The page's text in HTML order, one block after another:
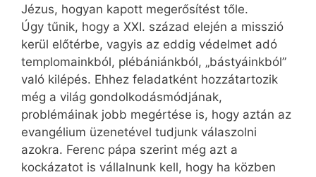
Jézus, hogyan kapott megerősítést tőle.
Úgy tűnik, hogy a XXI. század elején a misszió
kerül előtérbe, vagyis az eddig védelmet adó
templomainkból, plébániánkból, „bástyáinkból”
való kilépés. Ehhez feladatként hozzátartozik
még a világ gondolkodásmódjának,
problémáinak jobb megértése is, hogy aztán az
evangélium üzenetével tudjunk válaszolni
azokra. Ferenc pápa szerint még azt a
kockázatot is vállalnunk kell, hogy ha közben